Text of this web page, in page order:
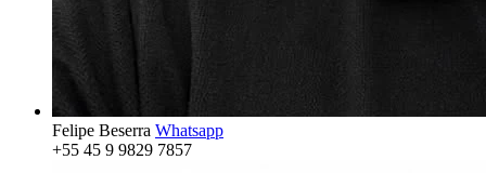
Felipe Beserra Whatsapp
+55 45 9 9829 7857